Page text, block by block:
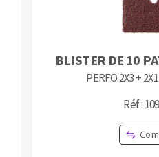
BLISTER DE 10
PERFO.2X3 +
Réf :